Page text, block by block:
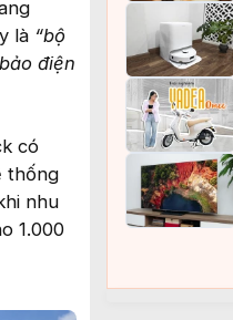
là “bộ
điện
có
thống
nhu
1.000